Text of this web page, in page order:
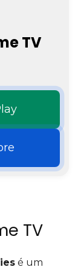
TV
TV
é um